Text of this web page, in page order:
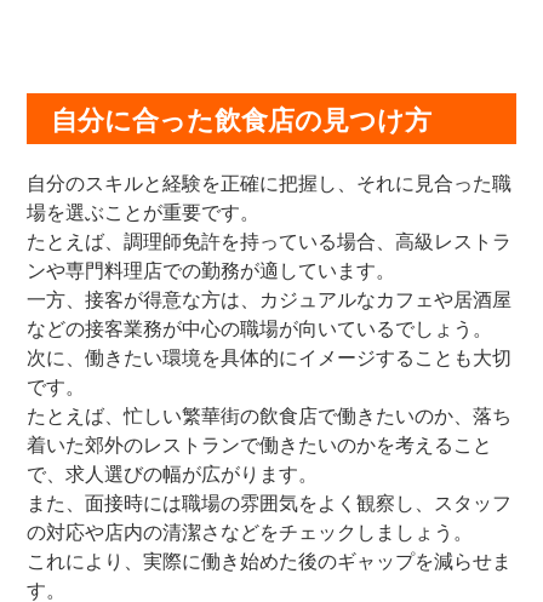
自分に合った飲食店の見つけ方
自分のスキルと経験を正確に把握し、それに見合った職
場を選ぶことが重要です。
たとえば、調理師免許を持っている場合、高級レストラ
ンや専門料理店での勤務が適しています。
一方、接客が得意な方は、カジュアルなカフェや居酒屋
などの接客業務が中心の職場が向いているでしょう。
次に、働きたい環境を具体的にイメージすることも大切
です。
たとえば、忙しい繁華街の飲食店で働きたいのか、落ち
着いた郊外のレストランで働きたいのかを考えること
で、求人選びの幅が広がります。
また、面接時には職場の雰囲気をよく観察し、スタッフ
の対応や店内の清潔さなどをチェックしましょう。
これにより、実際に働き始めた後のギャップを減らせま
す。